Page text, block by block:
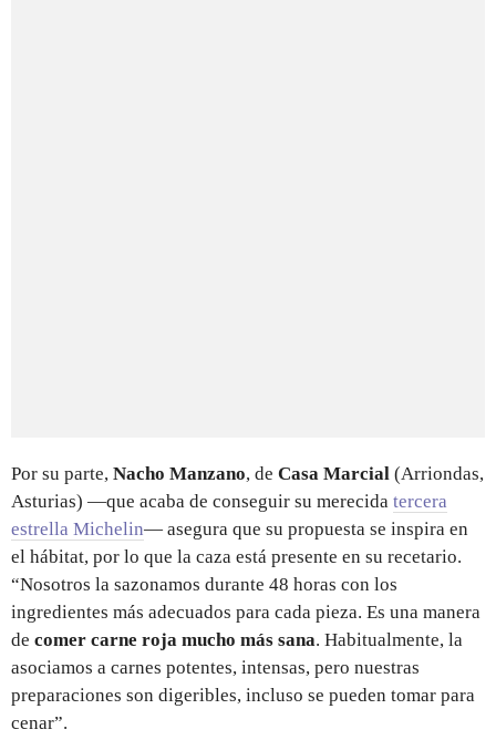
Por su parte, Nacho Manzano, de Casa Marcial (Arriondas,
Asturias) —que acaba de conseguir su merecida tercera
estrella Michelin— asegura que su propuesta se inspira en
el hábitat, por lo que la caza está presente en su recetario.
“Nosotros la sazonamos durante 48 horas con los
ingredientes más adecuados para cada pieza. Es una manera
de comer carne roja mucho más sana. Habitualmente, la
asociamos a carnes potentes, intensas, pero nuestras
preparaciones son digeribles, incluso se pueden tomar para
cenar”.